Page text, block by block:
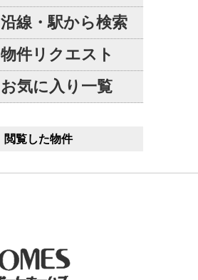
沿線・駅から検索
物件リクエスト
お気に入り一覧
閲覧した物件